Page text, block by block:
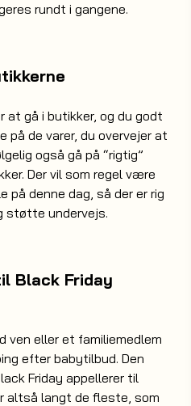
rundt i gangene.
at gå i butikker, og du godt
på de varer, du overvejer at
også gå på “rigtig”
Der vil som regel være
på denne dag, så der er rig
støtte undervejs.
Black Friday
ven eller et familiemedlem
efter babytilbud. Den
Friday appellerer til
altså langt de fleste, som